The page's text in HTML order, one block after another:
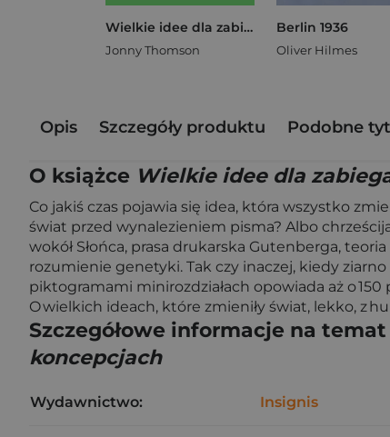
Wielkie idee dla zabieganych Mała książeczka o przełomowych koncepcjach
Jonny Thomson
Berlin 1936
Oliver Hilmes
Opis Szczegóły produktu Podobne
O książce Wielkie idee dla
Co jakiś czas pojawia się idea, która wszystko
świat przed wynalezieniem pisma? Albo
wokół Słońca, prasa drukarska Gutenberga,
rozumienie genetyki. Tak czy inaczej, kiedy
piktogramami minirozdziałach opowiada aż o
O wielkich ideach, które zmieniły świat, lekko, z
Szczegółowe informacje na
koncepcjach
Wydawnictwo: Insignis